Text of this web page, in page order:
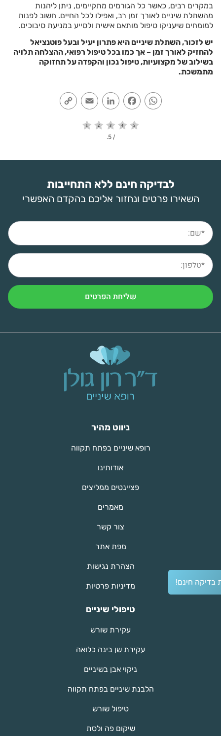
בדיקה חינם!
במקרים רבים, כאשר כל הגורמים מתקיימים, ניתן ליהנות
מהשתלת שיניים לאורך זמן רב, ואפילו לכל החיים. חשוב לפנות
למומחים שיעניקו טיפול מותאם אישית ולסייע במניעת סיבוכים.
יש לזכור, השתלת שיניים היא פתרון יעיל ובעל פוטנציאל
להחזיק לאורך זמן – אך כמו בכל טיפול רפואי, ההצלחה תלויה
בשילוב של מקצועיות, טיפול נכון והקפדה על תחזוקה
מתמשכת.
WhatsApp
Facebook
LinkedIn
Email
/ 5.
לבדיקה חינם ללא התחייבות
השאירו פרטים ונחזור אליכם בהקדם האפשרי
שליחת הפרטים
ניווט מהיר
רופא שיניים בפתח תקווה
אודותינו
פציינטים ממליצים
מאמרים
צור קשר
מפת אתר
הצהרת נגישות
מדיניות פרטיות
טיפולי שיניים
עקירת שורש
עקירת שן בינה כלואה
ניקוי אבן בשיניים
הלבנת שיניים בפתח תקווה
טיפול שורש
שיקום פה ולסת